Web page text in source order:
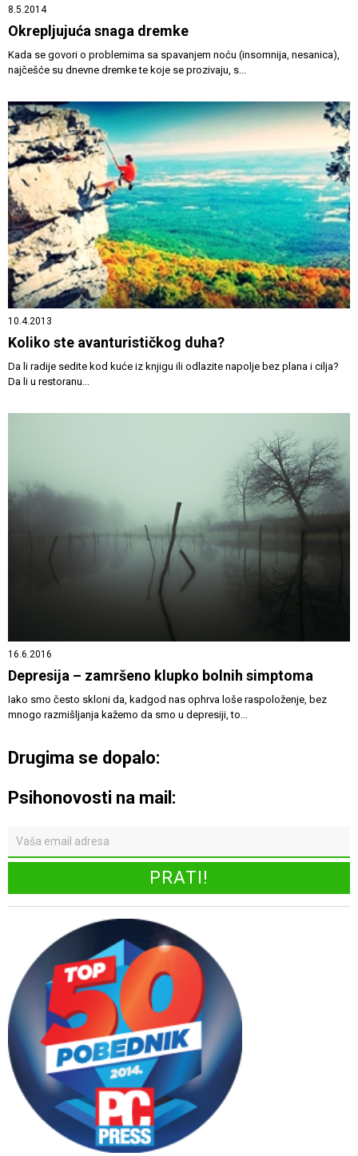
8.5.2014
Okrepljujuća snaga dremke
Kada se govori o problemima sa spavanjem noću (insomnija, nesanica),
najčešće su dnevne dremke te koje se prozivaju, s...
10.4.2013
Koliko ste avanturističkog duha?
Da li radije sedite kod kuće iz knjigu ili odlazite napolje bez plana i cilja?
Da li u restoranu...
16.6.2016
Depresija – zamršeno klupko bolnih simptoma
Iako smo često skloni da, kadgod nas ophrva loše raspoloženje, bez
mnogo razmišljanja kažemo da smo u depresiji, to...
Drugima se dopalo:
Psihonovosti na mail: